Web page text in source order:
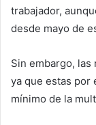
trabajador,
desde mayo de
Sin embargo, las
ya que estas por
mínimo de la